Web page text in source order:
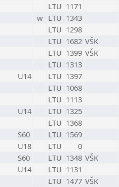
LTU 1171
w LTU 1343
LTU 1298
LTU 1682 VŠK
LTU 1399 VŠK
LTU 1313
U14 LTU 1397
LTU 1068
LTU 1113
U14 LTU 1325
LTU 1368
S60 LTU 1569
U18 LTU 0
S60 LTU 1348 VŠK
U14 LTU 1131
LTU 1477 VŠK